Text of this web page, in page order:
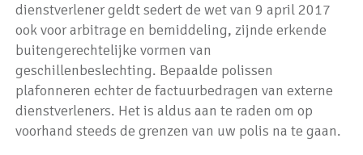
dienstverlener geldt sedert de wet van 9 april 2017
ook voor arbitrage en bemiddeling, zijnde erkende
buitengerechtelijke vormen van
geschillenbeslechting. Bepaalde polissen
plafonneren echter de factuurbedragen van externe
dienstverleners. Het is aldus aan te raden om op
voorhand steeds de grenzen van uw polis na te gaan.